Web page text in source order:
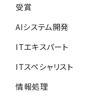
受賞
AIシステム開発
ITエキスパート
ITスペシャリスト
情報処理